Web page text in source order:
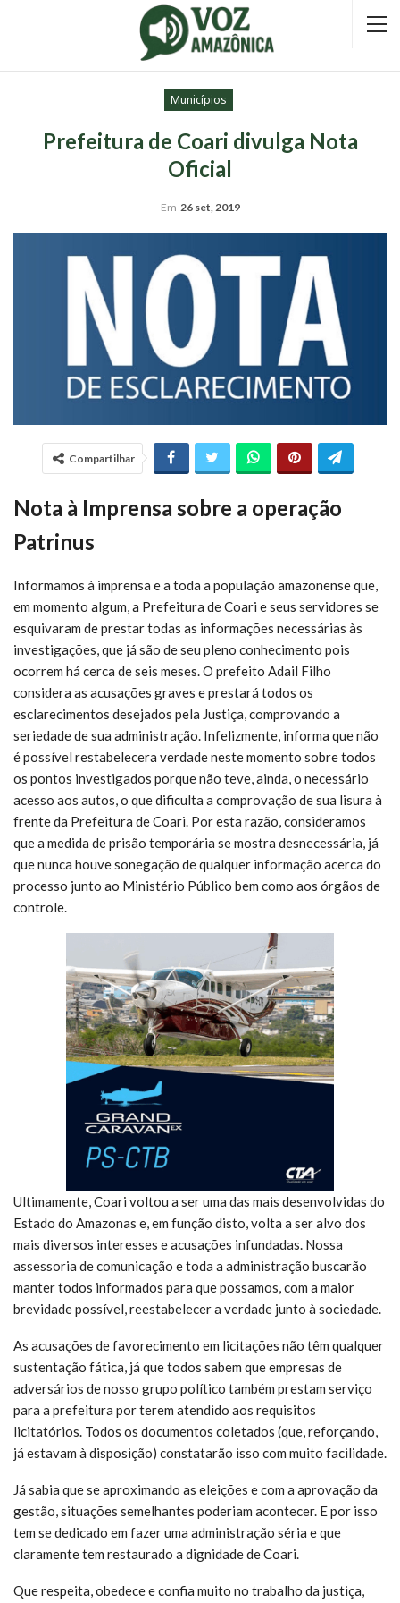
Municípios
Prefeitura de Coari divulga Nota
Oficial
Em 26 set, 2019
Compartilhar
Nota à Imprensa sobre a operação
Patrinus
Informamos à imprensa e a toda a população amazonense que,
em momento algum, a Prefeitura de Coari e seus servidores se
esquivaram de prestar todas as informações necessárias às
investigações, que já são de seu pleno conhecimento pois
ocorrem há cerca de seis meses. O prefeito Adail Filho
considera as acusações graves e prestará todos os
esclarecimentos desejados pela Justiça, comprovando a
seriedade de sua administração. Infelizmente, informa que não
é possível restabelecera verdade neste momento sobre todos
os pontos investigados porque não teve, ainda, o necessário
acesso aos autos, o que dificulta a comprovação de sua lisura à
frente da Prefeitura de Coari. Por esta razão, consideramos
que a medida de prisão temporária se mostra desnecessária, já
que nunca houve sonegação de qualquer informação acerca do
processo junto ao Ministério Público bem como aos órgãos de
controle.
Ultimamente, Coari voltou a ser uma das mais desenvolvidas do
Estado do Amazonas e, em função disto, volta a ser alvo dos
mais diversos interesses e acusações infundadas. Nossa
assessoria de comunicação e toda a administração buscarão
manter todos informados para que possamos, com a maior
brevidade possível, reestabelecer a verdade junto à sociedade.
As acusações de favorecimento em licitações não têm qualquer
sustentação fática, já que todos sabem que empresas de
adversários de nosso grupo político também prestam serviço
para a prefeitura por terem atendido aos requisitos
licitatórios. Todos os documentos coletados (que, reforçando,
já estavam à disposição) constatarão isso com muito facilidade.
Já sabia que se aproximando as eleições e com a aprovação da
gestão, situações semelhantes poderiam acontecer. E por isso
tem se dedicado em fazer uma administração séria e que
claramente tem restaurado a dignidade de Coari.
Que respeita, obedece e confia muito no trabalho da justiça,